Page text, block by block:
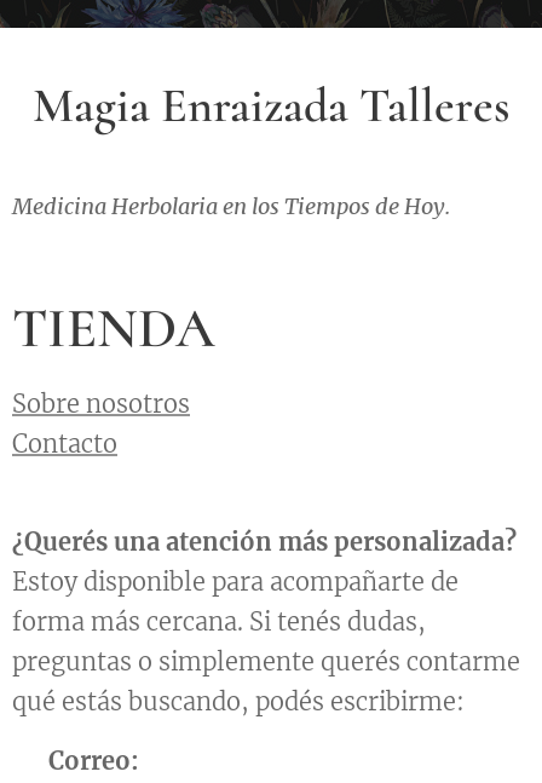
Magia Enraizada Talleres
Medicina Herbolaria en los Tiempos de Hoy.
TIENDA
Sobre nosotros
Contacto
¿Querés una atención más personalizada?
Estoy disponible para acompañarte de
forma más cercana. Si tenés dudas,
preguntas o simplemente querés contarme
qué estás buscando, podés escribirme:
Correo: